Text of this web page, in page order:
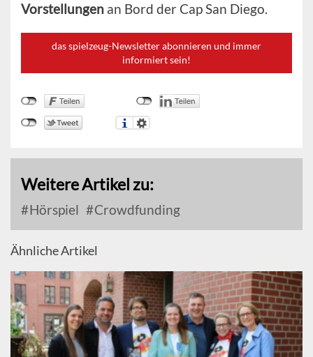
Vorstellungen an Bord der Cap San Diego.
das spielzeug-Newsletter abonnieren und immer
informiert sein!
Weitere Artikel zu:
Hörspiel Crowdfunding
Ähnliche Artikel